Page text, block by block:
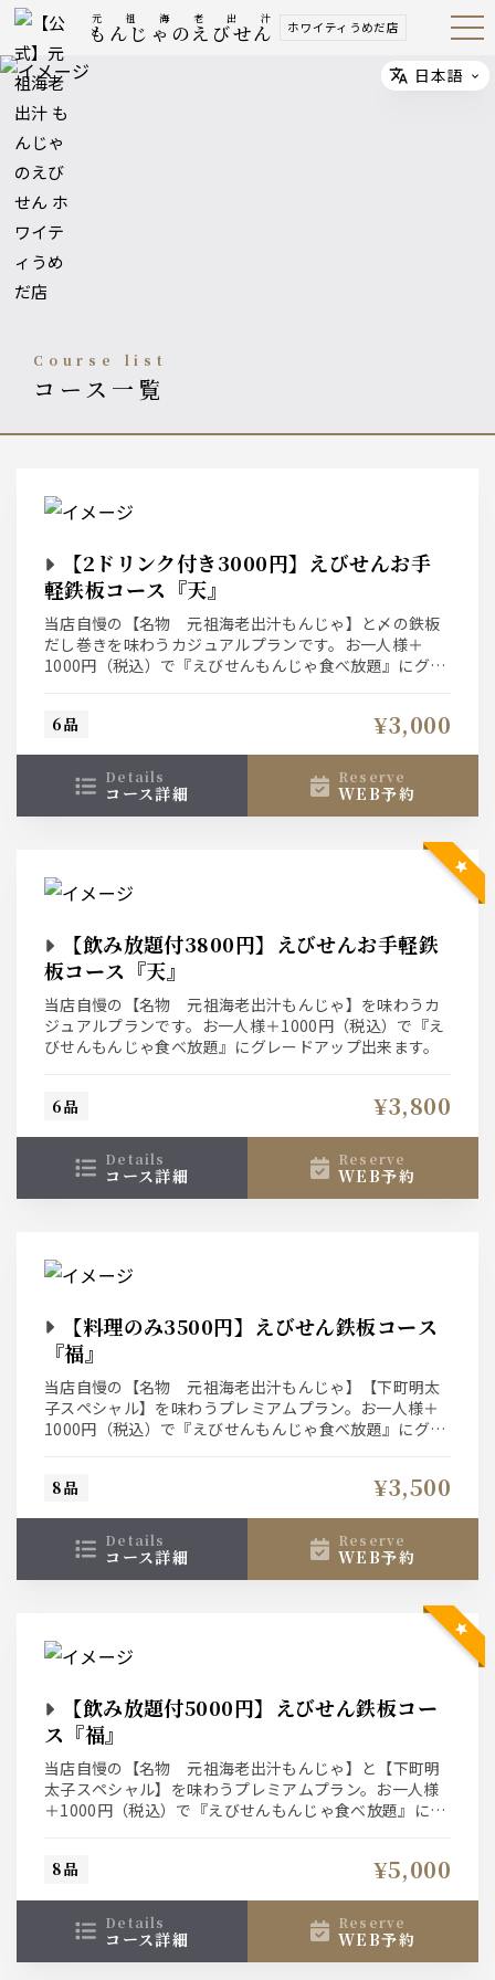
元祖海老出汁
もんじゃのえびせん ホワイティうめだ店 Open
Navig
course list
コース一覧
【2ドリンク付き3000円】えびせんお手
軽鉄板コース『天』
当店自慢の【名物 元祖海老出汁もんじゃ】と〆の鉄板
だし巻きを味わうカジュアルプランです。お一人様＋
1000円（税込）で『えびせんもんじゃ食べ放題』にグレ
6品
¥3,000
details
コース詳細
reserve
WEB予約
【飲み放題付3800円】えびせんお手軽鉄
板コース『天』
当店自慢の【名物 元祖海老出汁もんじゃ】を味わうカ
ジュアルプランです。お一人様＋1000円（税込）で『え
びせんもんじゃ食べ放題』にグレードアップ出来ます。
6品 ¥3,800
details
コース詳細
reserve
WEB予約
【料理のみ3500円】えびせん鉄板コース
『福』
当店自慢の【名物 元祖海老出汁もんじゃ】【下町明太
子スペシャル】を味わうプレミアムプラン。お一人様＋
1000円（税込）で『えびせんもんじゃ食べ放題』にグレ
8品
¥3,500
details
コース詳細
reserve
WEB予約
【飲み放題付5000円】えびせん鉄板コー
ス『福』
当店自慢の【名物 元祖海老出汁もんじゃ】と【下町明
太子スペシャル】を味わうプレミアムプラン。お一人様
＋1000円（税込）で『えびせんもんじゃ食べ放題』にグ
8品
¥5,000
details
コース詳細
reserve
WEB予約
Select
日本語